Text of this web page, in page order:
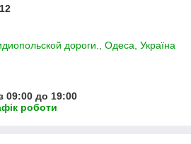
дороги., Одеса, Україна
09:00 до 19:00
роботи